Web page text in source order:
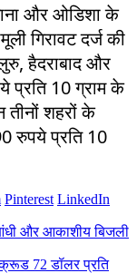
और ओडिशा के
गिरावट दर्ज की
हैदराबाद और
प्रति 10 ग्राम के
तीनों शहरों के
रुपये प्रति 10
Pinterest LinkedIn
और आकाशीय बिजली
72 डॉलर प्रति